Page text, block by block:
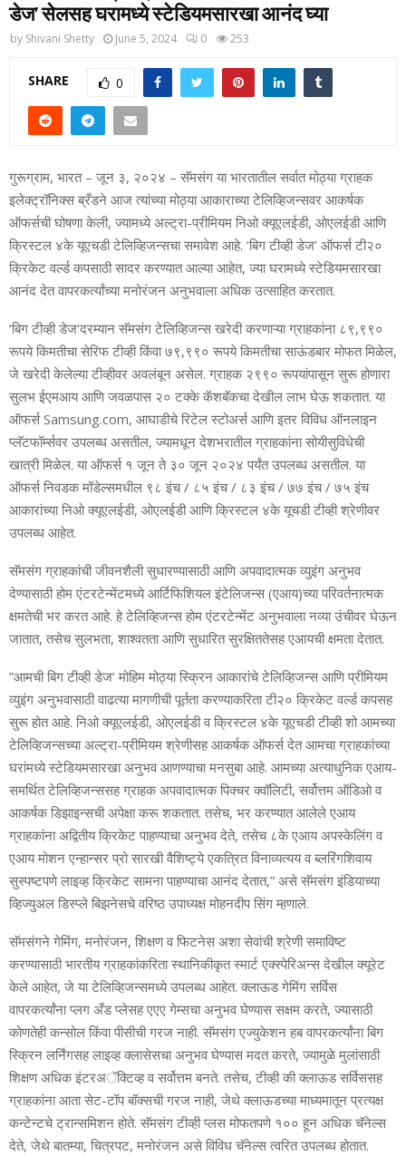
डेज’ सेलसह घरामध्‍ये स्‍टेडियमसारखा आनंद घ्‍या
by Shivani Shetty June 5, 2024 0 253
SHARE 0
गुरूग्राम, भारत – जून ३, २०२४ – सॅमसंग या भारतातील सर्वात मोठ्या ग्राहक
इलेक्‍ट्रॉनिक्‍स ब्रँडने आज त्‍यांच्‍या मोठ्याआकाराच्‍या टेलिव्हिजन्‍सवर आकर्षक
ऑफर्सची घोषणा केली, ज्‍यामध्‍ये अल्‍ट्रा-प्रीमियम निओ क्‍यूएलईडी, ओएलईडी आणि
क्रिस्‍टल ४के यूएचडी टेलिव्हिजन्‍सचा समावेश आहे. ‘बिग टीव्‍ही डेज’ ऑफर्स टी२०
क्रिकेट वर्ल्‍ड कपसाठी सादर करण्‍यात आल्‍या आहेत, ज्‍या घरामध्‍ये स्‍टेडियमसारखा
आनंद देत वापरकर्त्‍यांच्‍या मनोरंजन अनुभवाला अधिक उत्‍साहित करतात.
‘बिग टीव्‍ही डेज’दरम्‍यान सॅमसंग टेलिव्हिजन्‍स खरेदी करणाऱ्या ग्राहकांना ८९,९९०
रूपये किमतीचा सेरिफ टीव्‍हीकिंवा ७९,९९० रूपये किमतीचा साऊंडबार मोफत मिळेल,
जे खरेदी केलेल्‍याटीव्‍हीवर अवलंबून असेल. ग्राहक २९९० रूपयांपासून सुरू होणारा
सुलभ ईएमआय आणि जवळपास २० टक्‍के कॅशबॅकचा देखील लाभ घेऊ शकतात. या
ऑफर्स Samsung.com, आघाडीचे रिटेल स्‍टोअर्स आणि इतर विविध ऑनलाइन
प्‍लॅटफॉर्म्‍सवर उपलब्‍ध असतील, ज्‍यामधून देशभरातील ग्राहकांना सोयीसुविधेची
खात्री मिळेल. या ऑफर्स १ जून ते ३० जून २०२४ पर्यंत उपलब्‍ध असतील. या
ऑफर्स निवडक मॉडेल्‍समधील ९८ इंच / ८५ इंच / ८३ इंच / ७७ इंच / ७५ इंच
आकारांच्‍या निओ क्‍यूएलईडी, ओएलईडी आणि क्रिस्‍टल ४के यूचडी टीव्‍ही श्रेणीवर
उपलब्‍ध आहेत.
सॅमसंग ग्राहकांची जीवनशैली सुधारण्‍यासाठी आणि अपवादात्‍मक व्‍युइंग अनुभव
देण्‍यासाठी होम एंटरटेन्‍मेंटमध्‍येआर्टिफिशियल इंटेलिजन्‍स (एआय)च्‍या परिवर्तनात्‍मक
क्षमतेची भर करत आहे. हे टेलिव्हिजन्‍स होम एंटरटेन्‍मेंट अनुभवाला नव्‍या उंचीवर घेऊन
जातात, तसेच सुलभता, शाश्‍वतता आणि सुधारित सुरक्षिततेसह एआयची क्षमता देतात.
”आमची बिग टीव्‍ही डेज’ मोहिम मोठ्या स्क्रिन आकारांचे टेलिव्हिजन्‍स आणि प्रीमियम
व्‍युइंग अनुभवासाठी वाढत्‍या मागणीची पूर्तता करण्‍याकरिता टी२० क्रिकेट वर्ल्‍ड कपसह
सुरू होत आहे. निओ क्‍यूएलईडी, ओएलईडी व क्रिस्टल ४के यूएचडी टीव्‍ही शोआमच्‍या
टेलिव्हिजन्‍सच्‍या अल्‍ट्रा-प्रीमियम श्रेणीसह आकर्षक ऑफर्स देत आमचा ग्राहकांच्‍या
घरांमध्‍ये स्‍टेडियमसारखा अनुभव आणण्‍याचा मनसुबा आहे. आमच्‍या अत्‍याधुनिक एआय-
समर्थित टेलिव्हिजन्‍ससह ग्राहक अपवादात्‍मक पिक्‍चर क्‍वॉलिटी, सर्वोत्तम ऑडिओ व
आकर्षक डिझाइन्‍सची अपेक्षा करू शकतात. तसेच, भर करण्‍यात आलेले एआय
ग्राहकांना अद्वितीय क्रिकेट पाहण्‍याचा अनुभव देते, तसेच ८के एआय अपस्‍केलिंग व
एआय मोशन एन्‍हान्‍सर प्रो सारखी वैशिष्‍ट्ये एकत्रित विनाव्‍यत्‍यय व ब्‍लरिंगशिवाय
सुस्‍पष्‍टपणेलाइव्‍ह क्रिकेट सामना पाहण्‍याचा आनंद देतात,” असे सॅमसंग इंडियाच्‍या
व्हिज्‍युअल डिस्‍प्‍ले बिझनेसचे वरिष्‍ठ उपाध्‍यक्ष मोहनदीप सिंग म्‍हणाले.
सॅमसंगने गेमिंग, मनोरंजन, शिक्षण व फिटनेस अशा सेवांची श्रेणी समाविष्‍ट
करण्‍यासाठी भारतीय ग्राहकांकरिता स्‍थानिकीकृत स्‍मार्ट एक्‍स्‍पेरिअन्‍स देखील क्‍यूरेट
केले आहेत, जे या टेलिव्हिजन्‍समध्‍ये उपलब्‍ध आहेत. क्‍लाऊड गेमिंग सर्विस
वापरकर्त्‍यांना प्‍लग अँड प्‍लेसह एएए गेम्‍सचा अनुभव घेण्‍यास सक्षम करते, ज्‍यासाठी
कोणतेही कन्‍सोल किंवा पीसीची गरज नाही. सॅमसंग एज्‍युकेशन हब वापरकर्त्‍यांना बिग
स्क्रिन लर्निंगसह लाइव्‍ह क्‍लासेसचा अनुभव घेण्‍यास मदत करते, ज्‍यामुळे मुलांसाठी
शिक्षण अधिक इंटरअॅक्टिव्‍हव सर्वोत्तम बनते. तसेच, टीव्‍ही की क्‍लाऊड सर्विससह
ग्राहकांना आता सेट-टॉप बॉक्‍सची गरज नाही, जेथे क्‍लाऊडच्‍या माध्‍यमातून प्रत्‍यक्ष
कन्‍टेन्‍टचे ट्रान्‍समिशन होते. सॅमसंग टीव्‍ही प्‍लस मोफतपणे १०० हून अधिक चॅनेल्‍स
देते, जेथे बातम्‍या, चित्रपट, मनोरंजन असे विविध चॅनेल्‍स त्‍वरित उपलब्‍ध होतात.